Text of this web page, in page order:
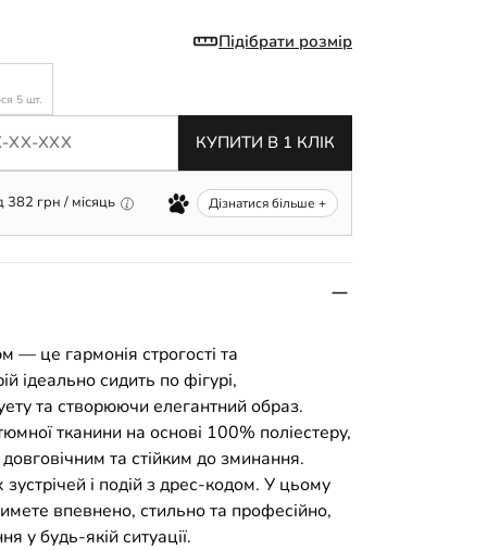
Підібрати розмір
5 шт.
КУПИТИ В 1 КЛІК
382 грн / місяць Дізнатися більше +
це гармонія строгості та
ідеально сидить по фігурі,
та створюючи елегантний образ.
тканини на основі 100% поліестеру,
та стійким до зминання.
і подій з дрес-кодом. У цьому
впевнено, стильно та професійно,
у будь-якій ситуації.